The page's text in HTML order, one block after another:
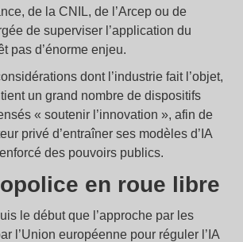
de la CNIL, de l’Arcep ou de
de superviser l’application du
pas d’énorme enjeu.
dont l’industrie fait l’objet,
un grand nombre de dispositifs
« soutenir l’innovation », afin de
privé d’entraîner ses modèles d’IA
des pouvoirs publics.
en roue libre
le début que l’approche par les
l’Union européenne pour réguler l’IA